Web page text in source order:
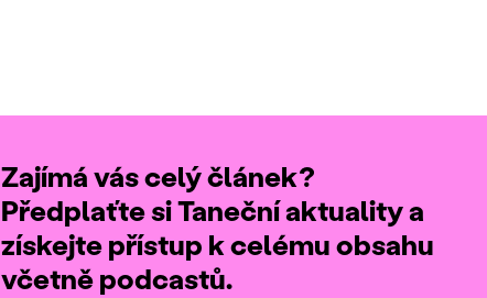
Zajímá vás celý článek?
Předplaťte si Taneční aktuality a
získejte přístup k celému obsahu
včetně podcastů.